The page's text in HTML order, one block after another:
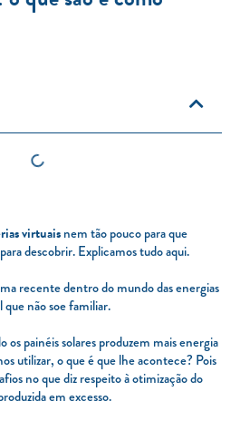
virtuaisnem tão pouco para que
descobrir. Explicamos tudo aqui.
recente dentro do mundo das energias
que não soe familiar.
os painéis solares produzem mais energia
utilizar, o que é que lhe acontece? Pois
no que diz respeito à otimização do
em excesso.